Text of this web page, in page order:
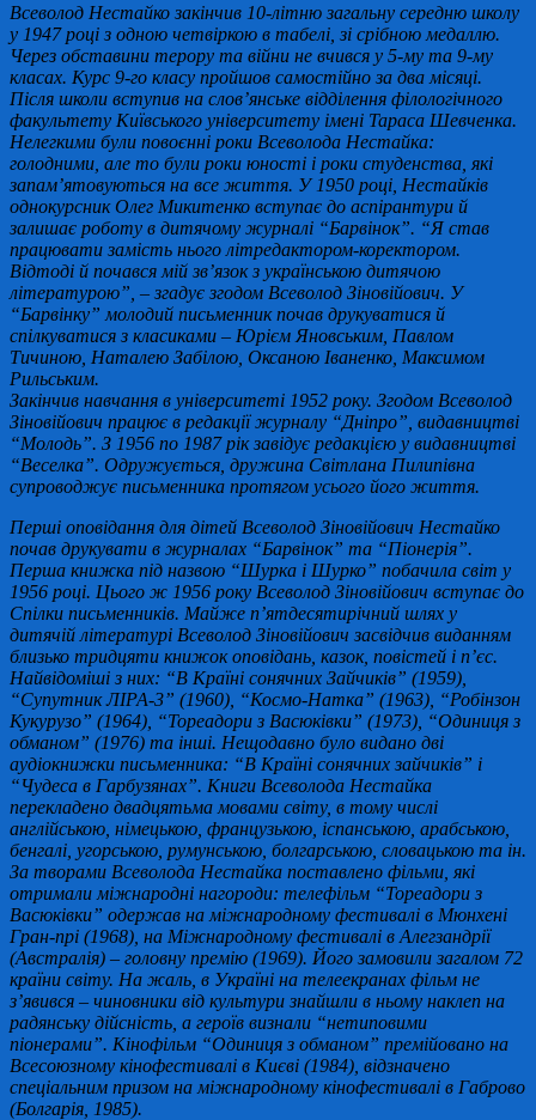
Всеволод Нестайко закінчив 10-літню загальну середню школу
у 1947 році з одною четвіркою в табелі, зі срібною медаллю.
Через обставини терору та війни не вчився у 5-му та 9-му
класах. Курс 9-го класу пройшов самостійно за два місяці.
Після школи вступив на слов’янське відділення філологічного
факультету Київського університету імені Тараса Шевченка.
Нелегкими були повоєнні роки Всеволода Нестайка:
голодними, але то були роки юності і роки студенства, які
запам’ятовуються на все життя. У 1950 році, Нестайків
однокурсник Олег Микитенко вступає до аспірантури й
залишає роботу в дитячому журналі “Барвінок”. “Я став
працювати замість нього літредактором-коректором.
Відтоді й почався мій зв’язок з українською дитячою
літературою”, – згадує згодом Всеволод Зіновійович. У
“Барвінку” молодий письменник почав друкуватися й
спілкуватися з класиками – Юрієм Яновським, Павлом
Тичиною, Наталею Забілою, Оксаною Іваненко, Максимом
Рильським.
Закінчив навчання в університеті 1952 року. Згодом Всеволод
Зіновійович працює в редакції журналу “Дніпро”, видавництві
“Молодь”. З 1956 по 1987 рік завідує редакцією у видавництві
“Веселка”. Одружується, дружина Світлана Пилипівна
супроводжує письменника протягом усього його життя.
Перші оповідання для дітей Всеволод Зіновійович Нестайко
почав друкувати в журналах “Барвінок” та “Піонерія”.
Перша книжка під назвою “Шурка і Шурко” побачила світ у
1956 році. Цього ж 1956 року Всеволод Зіновійович вступає до
Спілки письменників. Майже п’ятдесятирічний шлях у
дитячій літературі Всеволод Зіновійович засвідчив виданням
близько тридцяти книжок оповідань, казок, повістей і п’єс.
Найвідоміші з них: “В Країні сонячних Зайчиків” (1959),
“Супутник ЛІРА-3” (1960), “Космо-Натка” (1963), “Робінзон
Кукурузо” (1964), “Тореадори з Васюківки” (1973), “Одиниця з
обманом” (1976) та інші. Нещодавно було видано дві
аудіокнижки письменника: “В Країні сонячних зайчиків” і
“Чудеса в Гарбузянах”. Книги Всеволода Нестайка
перекладено двадцятьма мовами світу, в тому числі
англійською, німецькою, французькою, іспанською, арабською,
бенгалі, угорською, румунською, болгарською, словацькою та ін.
За творами Всеволода Нестайка поставлено фільми, які
отримали міжнародні нагороди: телефільм “Тореадори з
Васюківки” одержав на міжнародному фестивалі в Мюнхені
Гран-прі (1968), на Міжнародному фестивалі в Алегзандрії
(Австралія) – головну премію (1969). Його замовили загалом 72
країни світу. На жаль, в Україні на телеекранах фільм не
з’явився – чиновники від культури знайшли в ньому наклеп на
радянську дійсність, а героїв визнали “нетиповими
піонерами”. Кінофільм “Одиниця з обманом” премійовано на
Всесоюзному кінофестивалі в Києві (1984), відзначено
спеціальним призом на міжнародному кінофестивалі в Габрово
(Болгарія, 1985).